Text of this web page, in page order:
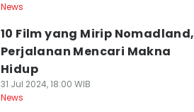
News
10 Film yang Mirip Nomadland,
Perjalanan Mencari Makna
Hidup
31 Jul 2024, 18:00 WIB
News